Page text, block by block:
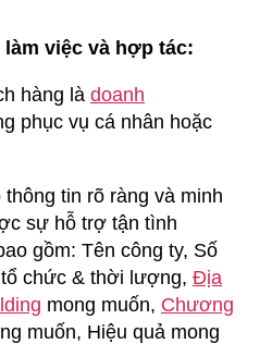
việc và hợp tác:
hàng là doanh
phục vụ cá nhân hoặc
tin rõ ràng và minh
sự hỗ trợ tận tình
gồm: Tên công ty, Số
chức & thời lượng, Địa
mong muốn, Chương
muốn, Hiệu quả mong